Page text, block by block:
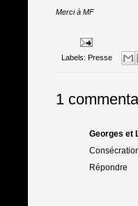
Merci à MF
Labels: Presse
1
Georges et
Répondre